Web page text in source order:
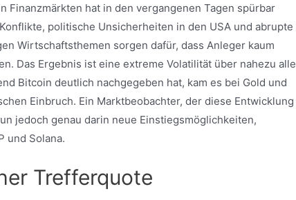
Finanzmärkten hat in den vergangenen Tagen spürbar
politische Unsicherheiten in den USA und abrupte
Wirtschaftsthemen sorgen dafür, dass Anleger kaum
Das Ergebnis ist eine extreme Volatilität über nahezu alle
Bitcoin deutlich nachgegeben hat, kam es bei Gold und
Einbruch. Ein Marktbeobachter, der diese Entwicklung
jedoch genau darin neue Einstiegsmöglichkeiten,
und Solana.
Trefferquote